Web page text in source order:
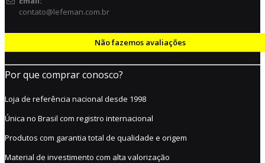
contato@lefeman.com.br
Não fazemos avaliações
Por que comprar conosco?
Loja de referência nacional desde 1998
Única no Brasil com registro internacional
Produtos com garantia total de qualidade e origem
Material de investimento com alta valorização